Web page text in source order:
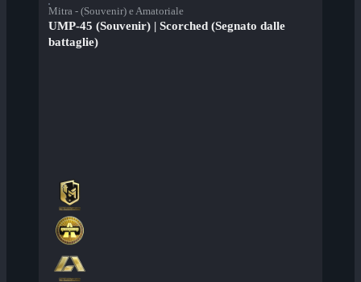
Mitra - (Souvenir) e Amatoriale
UMP-45 (Souvenir) | Scorched (Segnato dalle
battaglie)